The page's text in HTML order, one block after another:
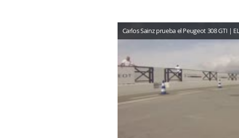
Carlos Sainz prueba el Peugeot 308 GTI |